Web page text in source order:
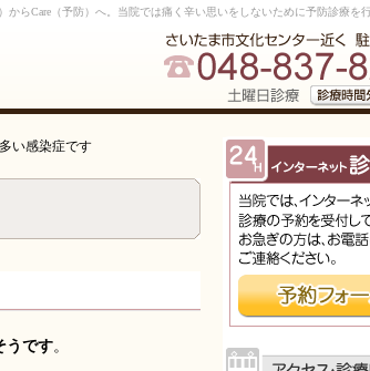
からCare（予防）へ。当院では痛く辛い思いをしないために予防診療を
い感染症です
うです。